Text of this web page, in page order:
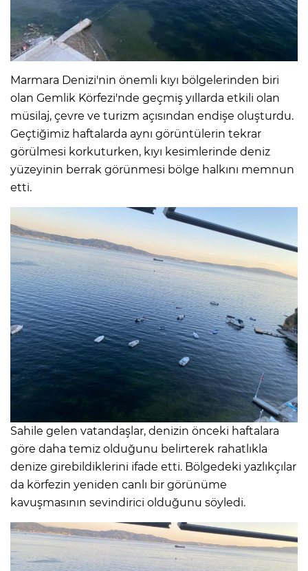
Marmara Denizi'nin önemli kıyı bölgelerinden biri
olan Gemlik Körfezi'nde geçmiş yıllarda etkili olan
müsilaj, çevre ve turizm açısından endişe oluşturdu.
Geçtiğimiz haftalarda aynı görüntülerin tekrar
görülmesi korkuturken, kıyı kesimlerinde deniz
yüzeyinin berrak görünmesi bölge halkını memnun
etti.
Sahile gelen vatandaşlar, denizin önceki haftalara
göre daha temiz olduğunu belirterek rahatlıkla
denize girebildiklerini ifade etti. Bölgedeki yazlıkçılar
da körfezin yeniden canlı bir görünüme
kavuşmasının sevindirici olduğunu söyledi.